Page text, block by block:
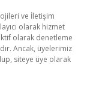
ve İletişim
olarak hizmet
olarak denetleme
Ancak, üyelerimiz
siteye üye olarak